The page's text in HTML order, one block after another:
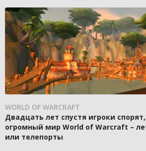
WORLD OF WARCRAFT
Двадцать лет спустя игроки
огромный мир World of Warcraft –
или телепорты